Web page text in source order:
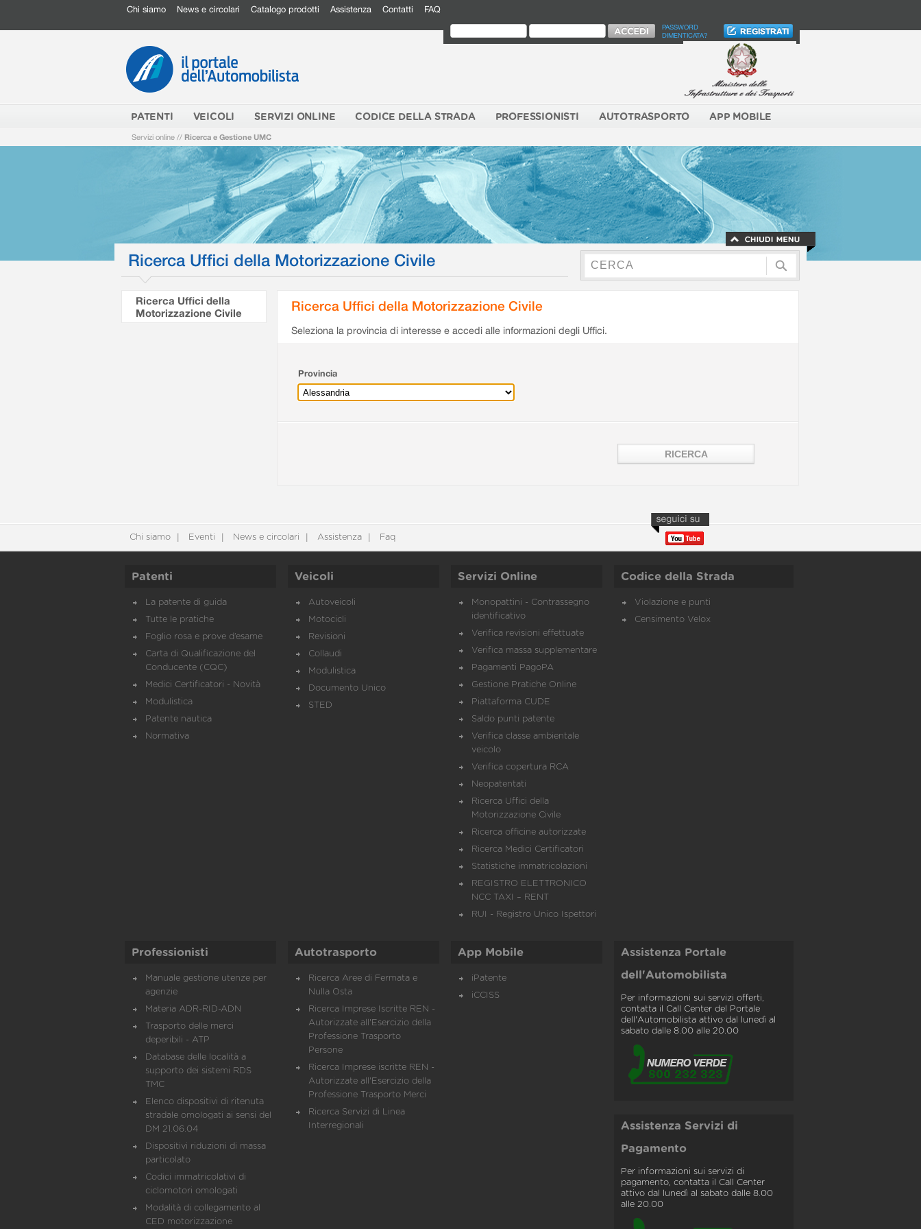
Chi siamo News e circolari Catalogo prodotti Assistenza Contatti FAQ
PASSWORD
DIMENTICATA?
PATENTI VEICOLI SERVIZI ONLINE CODICE DELLA STRADA PROFESSIONISTI AUTOTRASPORTO APP MOBILE
Servizi online // Ricerca e Gestione UMC
Ricerca Uffici della Motorizzazione Civile
Ricerca Uffici della
Motorizzazione Civile
Ricerca Uffici della Motorizzazione Civile
Seleziona la provincia di interesse e accedi alle informazioni degli Uffici.
Provincia
Chi siamo Eventi News e circolari Assistenza Faq
Patenti
La patente di guida
Tutte le pratiche
Foglio rosa e prove d’esame
Carta di Qualificazione del
Conducente (CQC)
Medici Certificatori - Novità
Modulistica
Patente nautica
Normativa
Veicoli
Autoveicoli
Motocicli
Revisioni
Collaudi
Modulistica
Documento Unico
STED
Servizi Online
Monopattini - Contrassegno
identificativo
Verifica revisioni effettuate
Verifica massa supplementare
Pagamenti PagoPA
Gestione Pratiche Online
Piattaforma CUDE
Saldo punti patente
Verifica classe ambientale
veicolo
Verifica copertura RCA
Neopatentati
Ricerca Uffici della
Motorizzazione Civile
Ricerca officine autorizzate
Ricerca Medici Certificatori
Statistiche immatricolazioni
REGISTRO ELETTRONICO
NCC TAXI – RENT
RUI - Registro Unico Ispettori
Codice della Strada
Violazione e punti
Censimento Velox
Professionisti
Manuale gestione utenze per
agenzie
Materia ADR-RID-ADN
Trasporto delle merci
deperibili - ATP
Database delle località a
supporto dei sistemi RDS
TMC
Elenco dispositivi di ritenuta
stradale omologati ai sensi del
DM 21.06.04
Dispositivi riduzioni di massa
particolato
Codici immatricolativi di
ciclomotori omologati
Modalità di collegamento al
CED motorizzazione
Autotrasporto
Ricerca Aree di Fermata e
Nulla Osta
Ricerca Imprese Iscritte REN -
Autorizzate all'Esercizio della
Professione Trasporto
Persone
Ricerca Imprese iscritte REN -
Autorizzate all'Esercizio della
Professione Trasporto Merci
Ricerca Servizi di Linea
Interregionali
App Mobile
iPatente
iCCISS
Assistenza Portale
dell'Automobilista
Per informazioni sui servizi offerti,
contatta il Call Center del Portale
dell'Automobilista attivo dal lunedì al
sabato dalle 8.00 alle 20.00
Assistenza Servizi di
Pagamento
Per informazioni sui servizi di
pagamento, contatta il Call Center
attivo dal lunedì al sabato dalle 8.00
alle 20.00